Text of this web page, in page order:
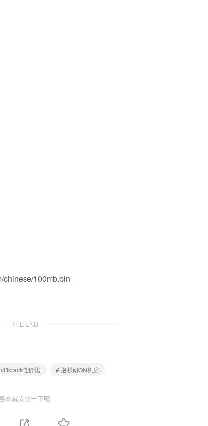
chinese/100mb.bin
THE END
性价比 # 洛杉矶QN机房
欢就支持一下吧